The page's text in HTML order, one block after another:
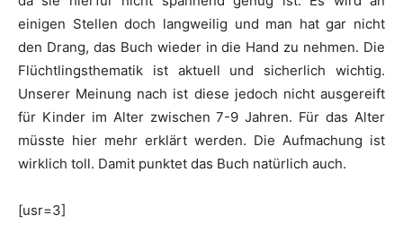
einigen Stellen doch langweilig und man hat gar nicht
den Drang, das Buch wieder in die Hand zu nehmen. Die
Flüchtlingsthematik ist aktuell und sicherlich wichtig.
Unserer Meinung nach ist diese jedoch nicht ausgereift
für Kinder im Alter zwischen 7-9 Jahren. Für das Alter
müsste hier mehr erklärt werden. Die Aufmachung ist
wirklich toll. Damit punktet das Buch natürlich auch.
[usr=3]